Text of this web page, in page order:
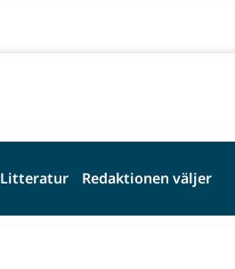
Litteratur Redaktionen väljer